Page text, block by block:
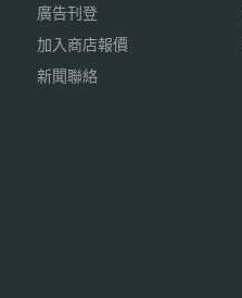
廣告刊登
加入商店報價
新聞聯絡